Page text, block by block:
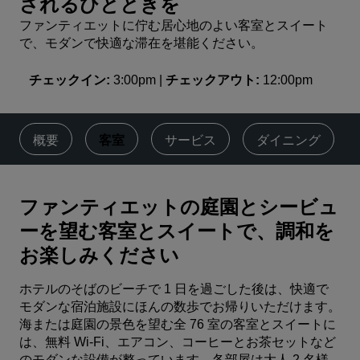
ファンティエットに佇む居心地のよい客室とスイート
で、モダンで快適な滞在を堪能ください。
チェックイン 3:00pm チェックアウト 12:00pm
概要 客室 サービス ダイニング
ファンティエットの庭園とシービュ
ーを望む客室とスイートで、調和を
お楽しみください
ホテルのそばのビーチで 1 日を過ごした後は、快適で
モダンな宿泊施設にほんの数歩でお帰りいただけます。
海または庭園の景色を望む全 76 室の客室とスイートに
は、無料 Wi-Fi、エアコン、コーヒーとお茶セットなど